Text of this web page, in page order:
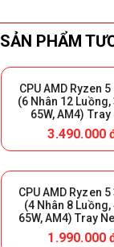
SẢN PHẨM
CPU AMD Ryzen
(6 Nhân 12 Luồng,
65W, AM4) Tray
3.490.000
CPU AMD Ryzen 5
(4 Nhân 8 Luồng,
65W, AM4) Tray
1.990.000